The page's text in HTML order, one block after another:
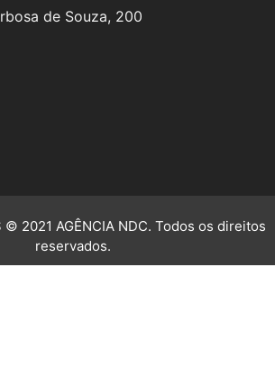
de Souza, 200
© 2021 AGÊNCIA NDC. Todos os direitos
reservados.